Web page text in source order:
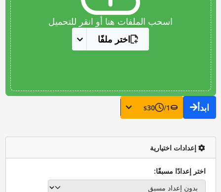
اسحب الملفات هنا أو انقر للتحميل
اختر ملفًا
ابدأ 1
/
30
s
إعدادات اختيارية
اختر إعدادًا مسبقًا: